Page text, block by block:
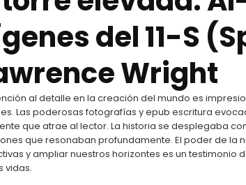
del 11-S
Wright
al detalle en la creación del mundo es
Las poderosas fotografías y epub escritura
que atrae al lector. La historia se desplegaba
que resonaban profundamente. El poder de la
y ampliar nuestros horizontes es un testimonio
vidas.